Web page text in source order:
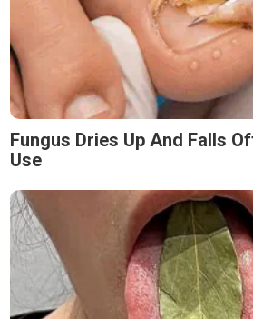
Fungus Dries Up And Falls
Use